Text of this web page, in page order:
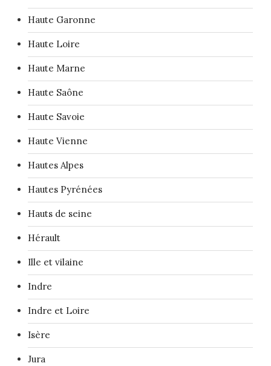
Haute Garonne
Haute Loire
Haute Marne
Haute Saône
Haute Savoie
Haute Vienne
Hautes Alpes
Hautes Pyrénées
Hauts de seine
Hérault
Ille et vilaine
Indre
Indre et Loire
Isère
Jura